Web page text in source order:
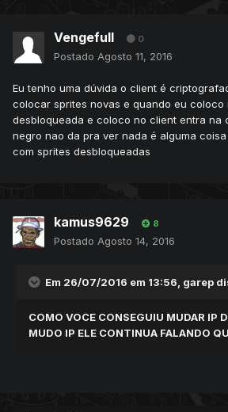
Vengefull 0
Postado Agosto 11, 2016
Eu tenho uma dúvida o client é
colocar sprites novas e quando eu coloco
desbloqueada e coloco no client entra na
negro nao da pra ver nada é alguma
com sprites desbloqueadas
kamus9629 8
Postado Agosto 14, 2016
Em 26/07/2016 em 13:56, garep
COMO VOCE CONSEGUIU MUDAR IP
MUDO IP ELE CONTINUA FALANDO